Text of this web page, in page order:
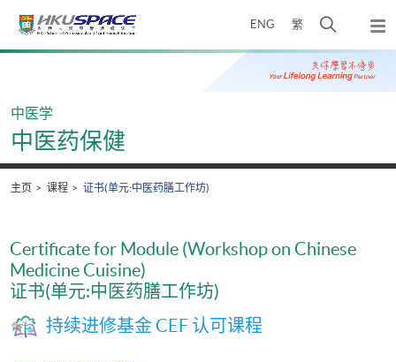
ENG 繁
开
搜
寻
弹
出
主
Main
中医学
中医药保健
主页 课程 证书(单元:中医药膳工作坊)
Certificate for Module (Workshop on Chinese
Medicine Cuisine)
证书(单元:中医药膳工作坊)
持续进修基金 CEF 认可课程